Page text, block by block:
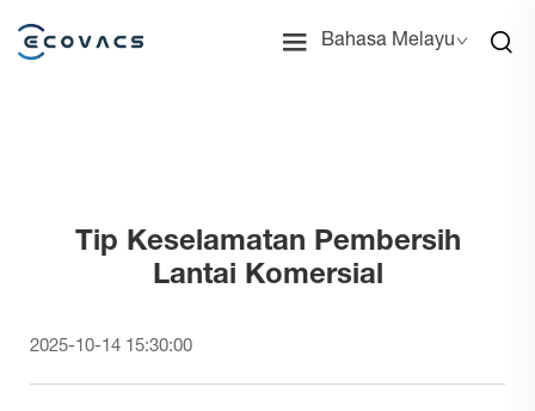
Bahasa Melayu
Tip Keselamatan Pembersih
Lantai Komersial
2025-10-14 15:30:00